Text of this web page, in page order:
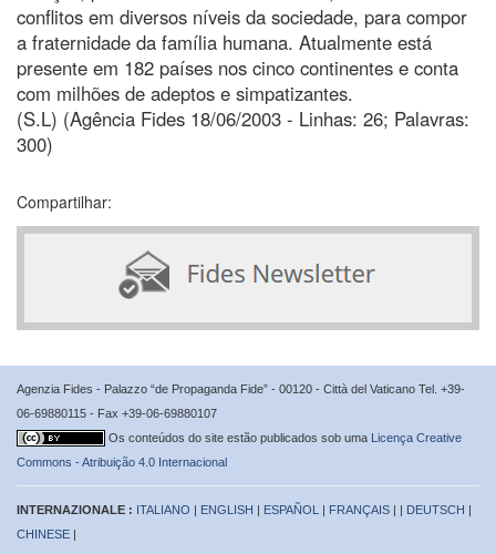
conflitos em diversos níveis da sociedade, para compor
a fraternidade da família humana. Atualmente está
presente em 182 países nos cinco continentes e conta
com milhões de adeptos e simpatizantes.
(S.L) (Agência Fides 18/06/2003 - Linhas: 26; Palavras:
300)
Compartilhar:
Agenzia Fides - Palazzo “de Propaganda Fide” - 00120 - Città del Vaticano Tel. +39-
06-69880115 - Fax +39-06-69880107
Os conteúdos do site estão publicados sob uma Licença Creative
Commons - Atribuição 4.0 Internacional
INTERNAZIONALE : ITALIANO | ENGLISH | ESPAÑOL | FRANÇAIS | | DEUTSCH |
CHINESE |